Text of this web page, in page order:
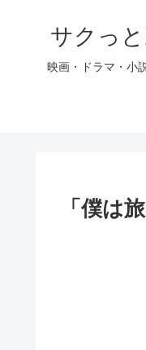
サクっ
映画・ドラマ・小
「僕は